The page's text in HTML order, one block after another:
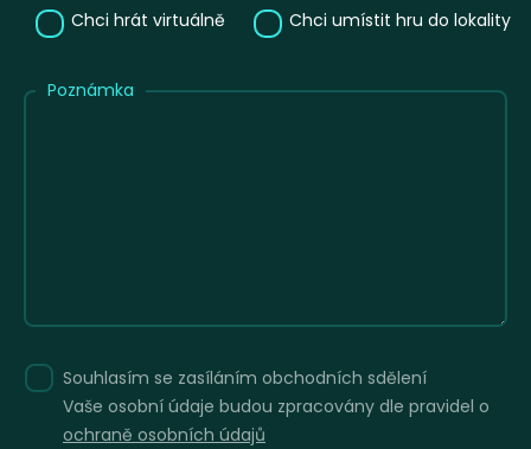
Chci hrát virtuálně
Chci umístit hru do lokality
Poznámka
Souhlasím se zasíláním obchodních sdělení
Vaše osobní údaje budou zpracovány dle pravidel o
ochraně osobních údajů